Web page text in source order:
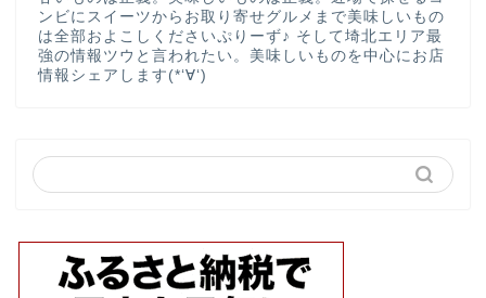
ンビにスイーツからお取り寄せグルメまで美味しいもの
は全部およこしくださいぷりーず♪ そして埼北エリア最
強の情報ツウと言われたい。美味しいものを中心にお店
情報シェアします(*‘∀‘)